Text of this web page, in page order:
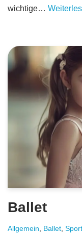
wichtige…
Ballet
Allgemein Ballet Sport